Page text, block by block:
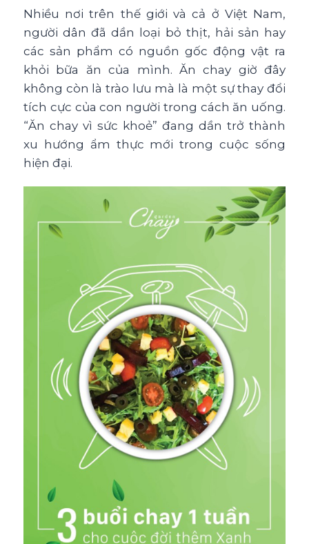
Nhiều nơi trên thế giới và cả ở Việt Nam,
người dân đã dần loại bỏ thịt, hải sản hay
các sản phẩm có nguồn gốc động vật ra
khỏi bữa ăn của mình. Ăn chay giờ đây
không còn là trào lưu mà là một sự thay đổi
tích cực của con người trong cách ăn uống.
“Ăn chay vì sức khoẻ” đang dần trở thành
xu hướng ẩm thực mới trong cuộc sống
hiện đại.